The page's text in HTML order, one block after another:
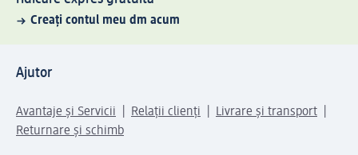
Creați contul meu dm acum
Ajutor
Avantaje și Servicii Relații clienți
Livrare și transport
Returnare și schimb